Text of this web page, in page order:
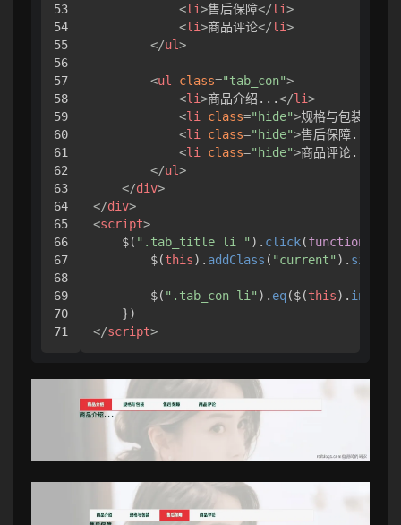
53
54
55
56
57
58
59
60
61
62
63
64
65
66
67
68
69
70
<li>售后保障</li>
<li>商品评论</li>
</ul>
<ul class="tab_con">
<li>商品介绍...</li>
<li class="hide">规格与包装...
<li class="hide">售后保障...
<li class="hide">商品评论...
</ul>
</div>
</div>
<script>
    $(
".tab_title li " ). click(function
        $(
this). addClass ( "current" ).
        $(
".tab_con li" ). eq($(this). index
</script>